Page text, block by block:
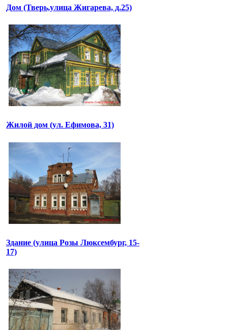
Дом (Тверь,улица Жигарева, д.25)
Жилой дом (ул. Ефимова, 31)
Здание (улица Розы Люксембург, 15-
17)